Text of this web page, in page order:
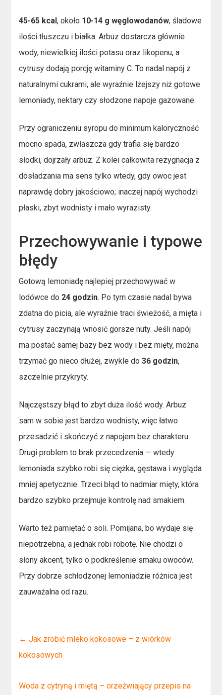
45-65 kcal, około 10-14 g węglowodanów, śladowe
ilości tłuszczu i białka. Arbuz dostarcza głównie
wody, niewielkiej ilości potasu oraz likopenu, a
cytrusy dodają porcję witaminy C. To nadal napój z
naturalnymi cukrami, ale wyraźnie lżejszy niż gotowe
lemoniady, nektary czy słodzone napoje gazowane.
Przy ograniczeniu syropu do minimum kaloryczność
mocno spada, zwłaszcza gdy trafia się bardzo
słodki, dojrzały arbuz. Z kolei całkowita rezygnacja z
dosładzania ma sens tylko wtedy, gdy owoc jest
naprawdę dobry jakościowo; inaczej napój wychodzi
płaski, zbyt wodnisty i mało wyrazisty.
Przechowywanie i typowe
błędy
Gotową lemoniadę najlepiej przechowywać w
lodówce do 24 godzin. Po tym czasie nadal bywa
zdatna do picia, ale wyraźnie traci świeżość, a mięta i
cytrusy zaczynają wnosić gorsze nuty. Jeśli napój
ma postać samej bazy bez wody i bez mięty, można
trzymać go nieco dłużej, zwykle do36 godzin,
szczelnie przykryty.
Najczęstszy błąd to zbyt duża ilość wody. Arbuz
sam w sobie jest bardzo wodnisty, więc łatwo
przesadzić i skończyć z napojem bez charakteru.
Drugi problem to brak przecedzenia — wtedy
lemoniada szybko robi się ciężka, gęstawa i wygląda
mniej apetycznie. Trzeci błąd to nadmiar mięty, która
bardzo szybko przejmuje kontrolę nad smakiem.
Warto też pamiętać o soli. Pomijana, bo wydaje się
niepotrzebna, a jednak robi robotę. Nie chodzi o
słony akcent, tylko o podkreślenie smaku owoców.
Przy dobrze schłodzonej lemoniadzie różnica jest
zauważalna od razu.
← Jak zrobić mleko kokosowe – z wiórków
kokosowych
Woda z cytryną i miętą – orzeźwiający przepis na